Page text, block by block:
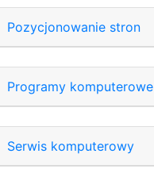
Pozycjonowanie stron
Programy komputerowe
Serwis komputerowy